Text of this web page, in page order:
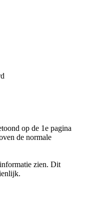
op de 1e pagina
de normale
zien. Dit